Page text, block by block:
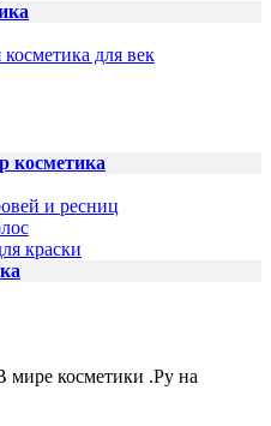
для век
косметика
и ресниц
краски